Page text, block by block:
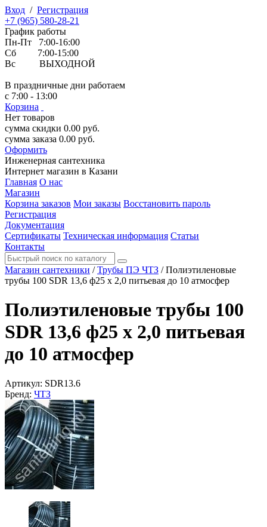
Вход / Регистрация
+7 (965) 580-28-21
График работы
Пн-Пт 7:00-16:00
Сб 7:00-15:00
Вс ВЫХОДНОЙ
В праздничные дни работаем
с 7:00 - 13:00
Корзина
Нет товаров
сумма скидки 0.00 руб.
сумма заказа 0.00 руб.
Оформить
Инженерная сантехника
Интернет магазин в Казани
Главная О нас
Магазин
Корзина заказов Мои заказы Восстановить пароль
Регистрация
Документация
Сертификаты Техническая информация Статьи
Контакты
Магазин сантехники / Трубы ПЭ ЧТЗ / Полиэтиленовые
трубы 100 SDR 13,6 ф25 х 2,0 питьевая до 10 атмосфер
Полиэтиленовые трубы 100
SDR 13,6 ф25 х 2,0 питьевая
до 10 атмосфер
Артикул: SDR13.6
Бренд: ЧТЗ